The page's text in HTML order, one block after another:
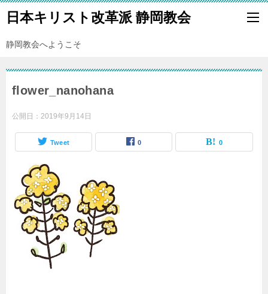
日本キリスト改革派 静岡教会
静岡教会へようこそ
flower_nanohana
公開日： 2019年9月14日
Tweet 0 0